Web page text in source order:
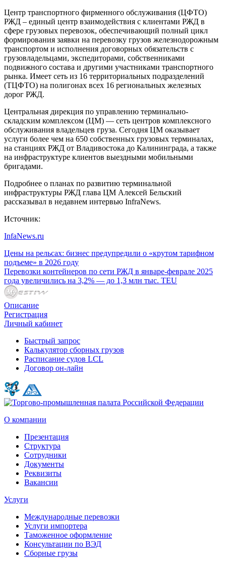
Центр транспортного фирменного обслуживания (ЦФТО)
РЖД – единый центр взаимодействия с клиентами РЖД в
сфере грузовых перевозок, обеспечивающий полный цикл
формирования заявки на перевозку грузов железнодорожным
транспортом и исполнения договорных обязательств с
грузовладельцами, экспедиторами, собственниками
подвижного состава и другими участниками транспортного
рынка. Имеет сеть из 16 территориальных подразделений
(ТЦФТО) на полигонах всех 16 региональных железных
дорог РЖД.
Центральная дирекция по управлению терминально-
складским комплексом (ЦМ) — сеть центров комплексного
обслуживания владельцев груза. Сегодня ЦМ оказывает
услуги более чем на 650 собственных грузовых терминалах,
на станциях РЖД от Владивостока до Калининграда, а также
на инфраструктуре клиентов выездными мобильными
бригадами.
Подробнее о планах по развитию терминальной
инфраструктуры РЖД глава ЦМ Алексей Бельский
рассказывал в недавнем интервью InfraNews.
Источник:
InfaNews.ru
Цены на рельсах: бизнес предупредили о «крутом тарифном
подъеме» в 2026 году
Перевозки контейнеров по сети РЖД в январе-феврале 2025
года увеличились на 3,2% — до 1,3 млн тыс. TEU
Описание
Регистрация
Личный кабинет
Быстрый запрос
Калькулятор сборных грузов
Расписание судов LCL
Договор он-лайн
О компании
Презентация
Структура
Сотрудники
Документы
Реквизиты
Вакансии
Услуги
Международные перевозки
Услуги импортера
Таможенное оформление
Консультации по ВЭД
Сборные грузы